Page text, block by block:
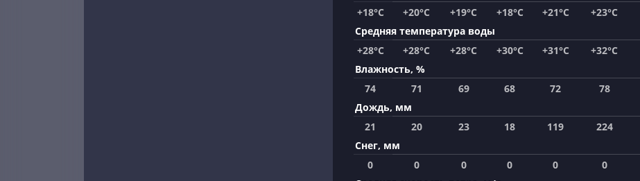
+18°C
+20°C +19°C +18°C +21°C +23°C
Средняя температура воды
+28°C
+28°C +28°C +30°C +31°C +32°C
Влажность, %
74
71 69 68 72 78
Дождь, мм
21
20 23 18 119 224
Снег, мм
0
0 0 0 0 0